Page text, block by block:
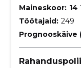
Maineskoor: 14
Töötajaid: 249
Prognooskäive